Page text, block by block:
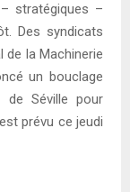
stratégiques –
Des syndicats
de la Machinerie
un bouclage
de Séville pour
prévu ce jeudi